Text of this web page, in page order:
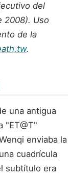
del
2008). Uso
de la
.
una antigua
"ET@T"
enviaba la
cuadrícula
subtítulo era